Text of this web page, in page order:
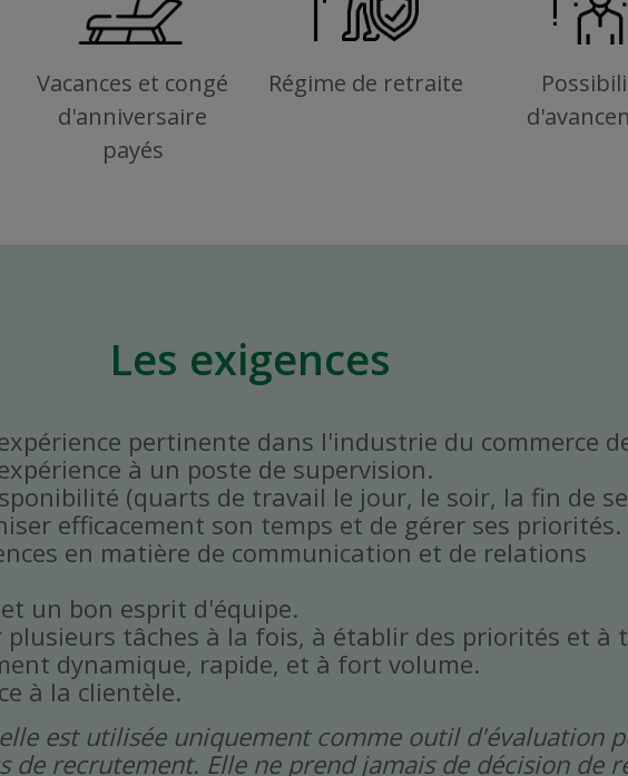
Vacances et congé
d'anniversaire
payés
Régime de retraite
Les exigences
pertinente dans l'industrie du commerce
à un poste de supervision.
(quarts de travail le jour, le soir, la fin de
efficacement son temps et de gérer ses priorités.
en matière de communication et de relations
un bon esprit d'équipe.
plusieurs tâches à la fois, à établir des priorités et à
dynamique, rapide, et à fort volume.
à la clientèle.
est utilisée uniquement comme outil d'évaluation
de recrutement. Elle ne prend jamais de décision de